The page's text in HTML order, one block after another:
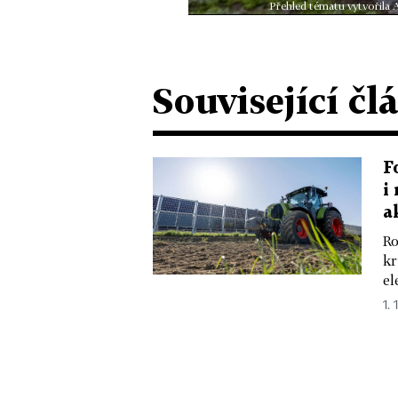
Přehled tématu vytvořila
Související
i
1.